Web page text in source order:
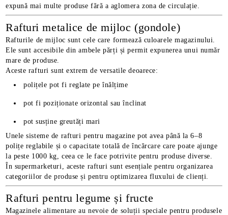
expună mai multe produse fără a aglomera zona de circulație.
Rafturi metalice de mijloc (gondole)
Rafturile de mijloc sunt cele care formează culoarele magazinului.
Ele sunt accesibile din ambele părți și permit expunerea unui număr
mare de produse.
Aceste rafturi sunt extrem de versatile deoarece:
polițele pot fi reglate pe înălțime
pot fi poziționate orizontal sau înclinat
pot susține greutăți mari
Unele sisteme de rafturi pentru magazine pot avea până la 6–8
polițe reglabile și o capacitate totală de încărcare care poate ajunge
la peste 1000 kg, ceea ce le face potrivite pentru produse diverse.
În supermarketuri, aceste rafturi sunt esențiale pentru organizarea
categoriilor de produse și pentru optimizarea fluxului de clienți.
Rafturi pentru legume și fructe
Magazinele alimentare au nevoie de soluții speciale pentru produsele